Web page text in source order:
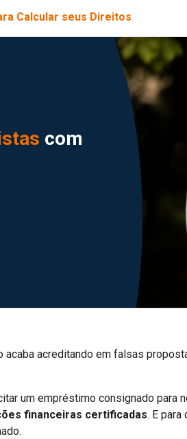
Calcular seus Direitos
com
acreditando em falsas
um empréstimo consignado
financeiras certificadas. E